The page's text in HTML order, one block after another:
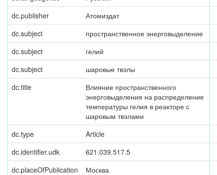
dc.publisher
Атомиздат
dc.subject
пространственное энерговыделение
dc.subject
гелий
dc.subject
шаровые твэлы
dc.title
Влияние пространственного
энерговыделения на распределение
температуры гелия в реакторе с
шаровым твэлами
dc.type
Article
dc.identifier.udk
621.039.517.5
dc.placeOfPublication
Москва